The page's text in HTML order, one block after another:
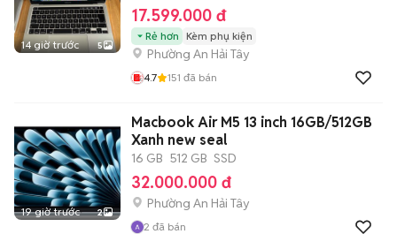
14 giờ trước 5
17.599.000 đ
Rẻ hơn Kèm phụ kiện
Phường An Hải Tây
4.7 151 đã bán
19 giờ trước 2
Macbook Air M5 13 inch 16GB/512GB
Xanh new seal
16 GB 512 GB SSD
32.000.000 đ
Phường An Hải Tây
2 đã bán